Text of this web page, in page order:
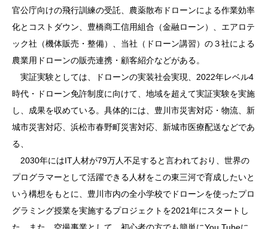
官公庁向けの飛行訓練の受託、農薬散布ドローンによる作業効率
化とコストダウン、豊橋商工信用組合（金融ローン）、エアロテ
ック社（機体販売・整備）、当社（ドローン講習）の３社による
農業用ドローンの販売連携・顧客紹介などがある。
実証実験としては、ドローンの実装社会実現、2022年レベル4
時代・ドローン免許制度に向けて、地域を超えて実証実験を実施
し、成果を収めている。具体的には、豊川市災害対応・物流、新
城市災害対応、浜松市春野町災害対応、新城市医療配送などであ
る、
2030年にはIT人材が79万人不足すると言われており、世界の
プログラマーとして活躍できる人材をこの東三河で育成したいと
いう構想をもとに、豊川市内の全小学校でドローンを使ったプロ
グラミング授業を実施するプロジェクトを2021年にスタートし
た。また、空撮事業として、初心者の方でも簡単にYou Tubeに